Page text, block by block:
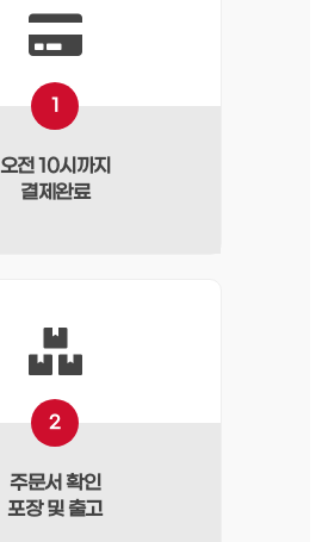
1
오전 10시까지
결제완료
2
주문서 확인
포장 및 출고